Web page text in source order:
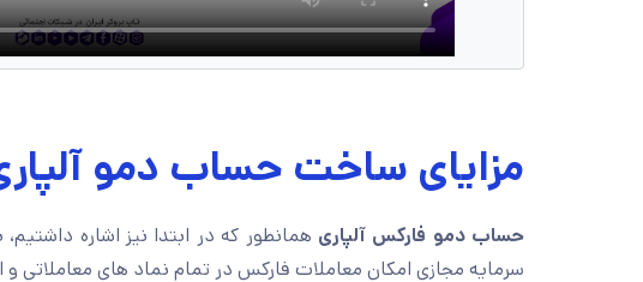
مزایای ساخت حساب دمو
حساب دمو فارکس آلپاری همانطور که در ابتدا نیز اشاره
سرمایه مجازی امکان معاملات فارکس در تمام نماد های معاملاتی و